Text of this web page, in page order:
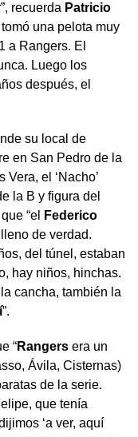
recuerda Patricio
una pelota muy
a Rangers. El
Luego los
después, el
su local de
en San Pedro de la
el ‘Nacho’
la B y figura del
“el
Federico
de verdad.
del túnel, estaban
hay niños, hinchas.
cancha, también la
”.
“Rangers era un
Ávila, Cisternas)
de la serie.
que tenía
‘a ver, aquí